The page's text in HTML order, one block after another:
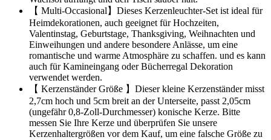
【 Multi-Occasional】Dieses Kerzenleuchter-Set ist ideal für
Heimdekorationen, auch geeignet für Hochzeiten,
Valentinstag, Geburtstage, Thanksgiving, Weihnachten und
Einweihungen und andere besondere Anlässe, um eine
romantische und warme Atmosphäre zu schaffen. und es kann
auch für Kamineingang oder Bücherregal Dekoration
verwendet werden.
【 Kerzenständer Größe 】Dieser kleine Kerzenständer misst
2,7cm hoch und 5cm breit an der Unterseite, passt 2,05cm
(ungefähr 0,8-Zoll-Durchmesser) konische Kerze. Bitte
messen Sie Ihre Kerze und überprüfen Sie unsere
Kerzenhaltergrößen vor dem Kauf, um eine falsche Größe zu